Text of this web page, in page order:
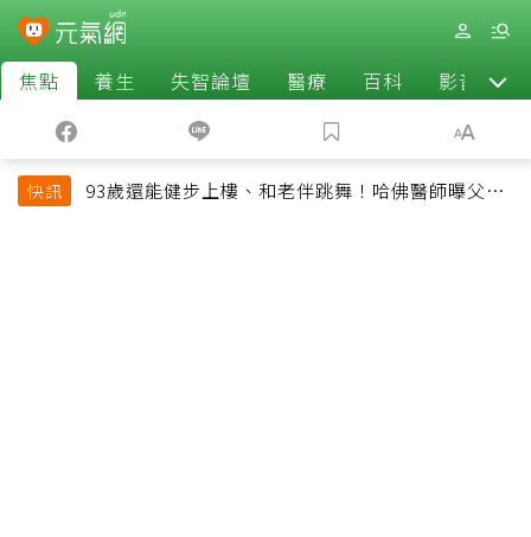
焦點 養生 失智論壇 醫療 百科 影音
快訊
93歲還能健步上樓、和老伴跳舞！哈佛醫師曝父親